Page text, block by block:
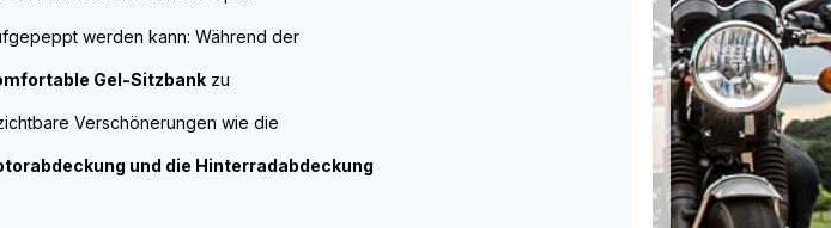
werden kann: Während der
Gel-Sitzbank zu
Verschönerungen wie die
und die Hinterradabdeckung